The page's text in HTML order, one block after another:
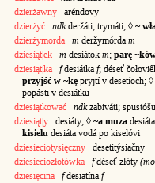
dzierżawny aréndovy
dzierżyć
ndkderžáti; trymáti; ◊ ~
dzierżymorda
m deržymórda m
dziesiąt|ek
m desiátok m; parę
dziesiąt|ka
fdesiátka f; déseť
przyjść w ~kę pryjtí v desetíoch; ◊
popásti v desiátku
dziesiątkować
ndkzabiváti;
dziesiąt|y desiáty; ◊ ~a muza
kisielu desiáta vodá po kiselóvi
dziesieciotysięczny desetitýsiačny
dziesieciozłotówka
fdéseť złóty
dziesięcina
fdesiatína f